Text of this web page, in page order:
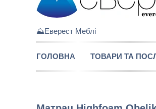
⛰️Еверест Меблі
ГОЛОВНА ТОВАРИ ТА